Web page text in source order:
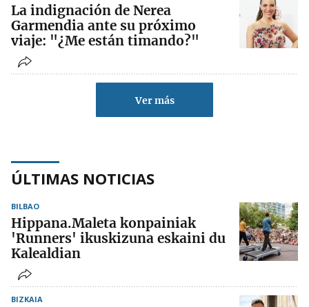
La indignación de Nerea
Garmendia ante su próximo
viaje: "¿Me están timando?"
Ver más
ÚLTIMAS NOTICIAS
BILBAO
Hippana.Maleta konpainiak
'Runners' ikuskizuna eskaini du
Kalealdian
BIZKAIA